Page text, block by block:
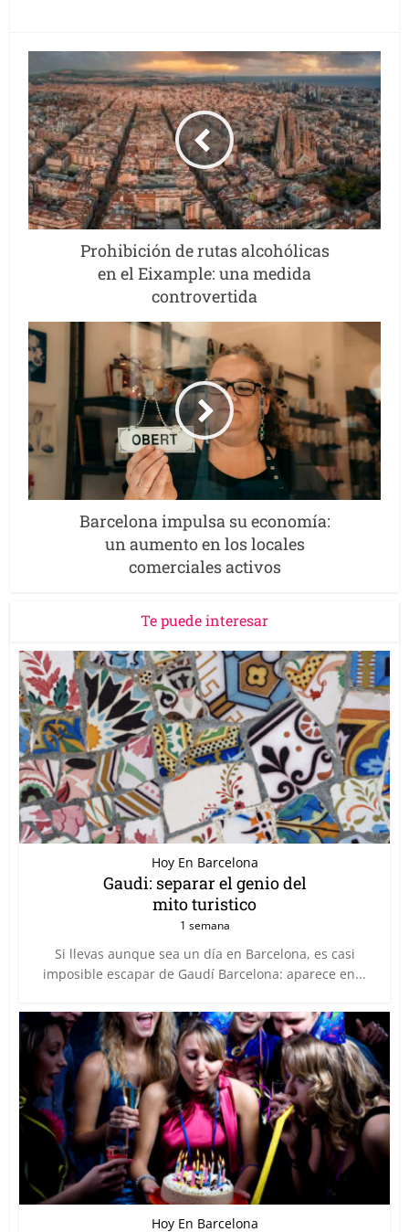
Prohibición de rutas alcohólicas
en el Eixample: una medida
controvertida
Barcelona impulsa su economía:
un aumento en los locales
comerciales activos
Te puede interesar
Hoy En Barcelona
Gaudi: separar el genio del
mito turistico
1 semana
Si llevas aunque sea un día en Barcelona, es casi
imposible escapar de Gaudí Barcelona: aparece en...
Hoy En Barcelona